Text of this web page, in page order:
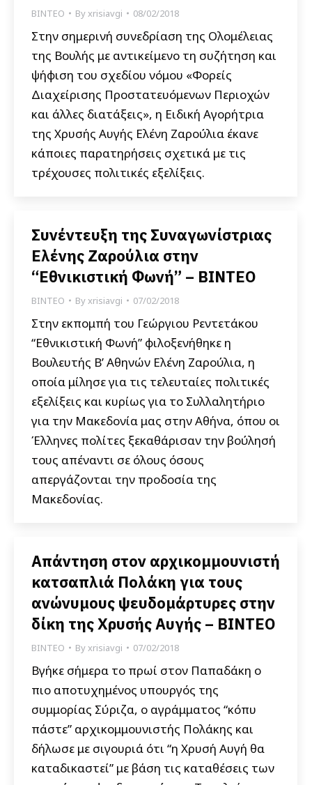
ΒΙΝΤΕΟ Byxrisiavgi 08/02/2018
Στην σημερινή συνεδρίαση της Ολομέλειας
της Βουλής με αντικείμενο τη συζήτηση και
ψήφιση του σχεδίου νόμου «Φορείς
Διαχείρισης Προστατευόμενων Περιοχών
και άλλες διατάξεις», η Ειδική Αγορήτρια
της Χρυσής Αυγής Ελένη Ζαρούλια έκανε
κάποιες παρατηρήσεις σχετικά με τις
τρέχουσες πολιτικές εξελίξεις.
Συνέντευξη της Συναγωνίστριας
Ελένης Ζαρούλια στην
“Εθνικιστική Φωνή” – ΒΙΝΤΕΟ
ΒΙΝΤΕΟ Byxrisiavgi 07/02/2018
Στην εκπομπή του Γεώργιου Ρεντετάκου
“Εθνικιστική Φωνή” φιλοξενήθηκε η
Βουλευτής Β’ Αθηνών Ελένη Ζαρούλια, η
οποία μίλησε για τις τελευταίες πολιτικές
εξελίξεις και κυρίως για το Συλλαλητήριο
για την Μακεδονία μας στην Αθήνα, όπου οι
Έλληνες πολίτες ξεκαθάρισαν την βούλησή
τους απέναντι σε όλους όσους
απεργάζονται την προδοσία της
Μακεδονίας.
Απάντηση στον αρχικομμουνιστή
κατσαπλιά Πολάκη για τους
ανώνυμους ψευδομάρτυρες στην
δίκη της Χρυσής Αυγής – ΒΙΝΤΕΟ
ΒΙΝΤΕΟ Byxrisiavgi 07/02/2018
Βγήκε σήμερα το πρωί στον Παπαδάκη ο
πιο αποτυχημένος υπουργός της
συμμορίας Σύριζα, ο αγράμματος “κόπυ
πάστε” αρχικομμουνιστής Πολάκης και
δήλωσε με σιγουριά ότι “η Χρυσή Αυγή θα
καταδικαστεί” με βάση τις καταθέσεις των